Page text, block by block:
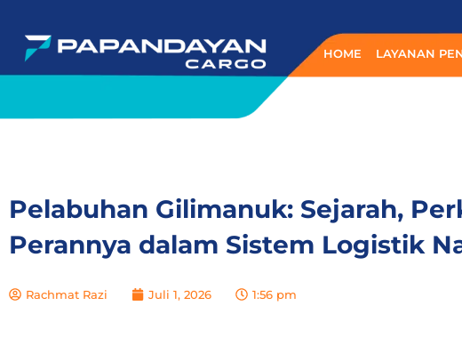
konten
HOME LAYANAN
Pelabuhan Gilimanuk: Sejarah,
Perannya dalam Sistem Logistik
Rachmat Razi Juli 1, 2026 1:56 pm